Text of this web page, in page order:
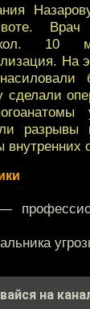
Врач
10
На
сделали
на